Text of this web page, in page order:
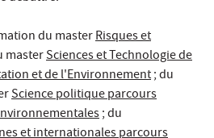
du masterRisques et
masterSciences et Technologie de
et de l'Environnement; du
Science politique parcours
; du